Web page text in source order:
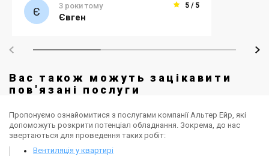
3 роки тому
Євген
5 / 5
Вас також можуть зацікавити
пов'язані послуги
Пропонуємо ознайомитися з послугами компанії Альтер Ейр, які
допоможуть розкрити потенціал обладнання. Зокрема, до нас
звертаються для проведення таких робіт:
Вентиляція у квартирі